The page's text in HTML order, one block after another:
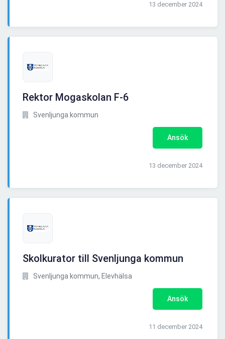
13 december 2024
Rektor Mogaskolan F-6
Svenljunga kommun
Ansök
13 december 2024
Skolkurator till Svenljunga kommun
Svenljunga kommun, Elevhälsa
Ansök
11 december 2024